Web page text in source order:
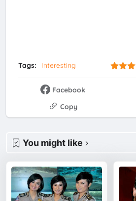
Tags: Interesting
Facebook
Copy
You might like